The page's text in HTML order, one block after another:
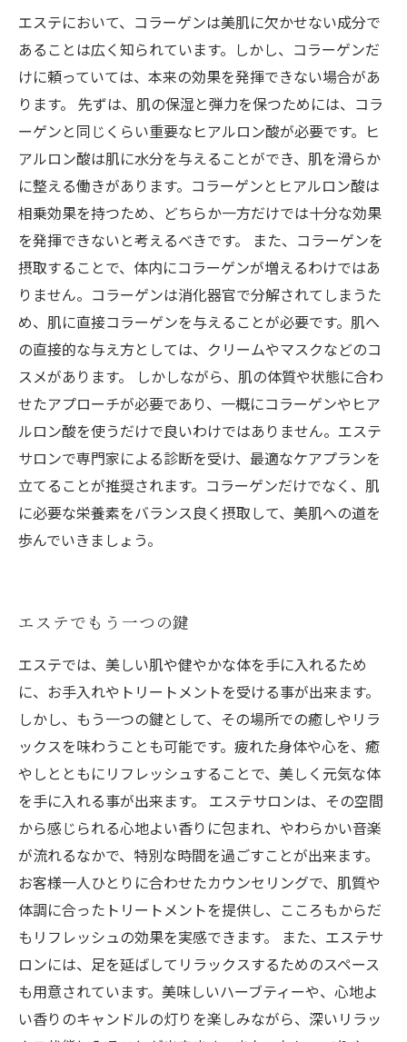
エステにおいて、コラーゲンは美肌に欠かせない成分で
あることは広く知られています。しかし、コラーゲンだ
けに頼っていては、本来の効果を発揮できない場合があ
ります。 先ずは、肌の保湿と弾力を保つためには、コラ
ーゲンと同じくらい重要なヒアルロン酸が必要です。ヒ
アルロン酸は肌に水分を与えることができ、肌を滑らか
に整える働きがあります。コラーゲンとヒアルロン酸は
相乗効果を持つため、どちらか一方だけでは十分な効果
を発揮できないと考えるべきです。 また、コラーゲンを
摂取することで、体内にコラーゲンが増えるわけではあ
りません。コラーゲンは消化器官で分解されてしまうた
め、肌に直接コラーゲンを与えることが必要です。肌へ
の直接的な与え方としては、クリームやマスクなどのコ
スメがあります。 しかしながら、肌の体質や状態に合わ
せたアプローチが必要であり、一概にコラーゲンやヒア
ルロン酸を使うだけで良いわけではありません。エステ
サロンで専門家による診断を受け、最適なケアプランを
立てることが推奨されます。コラーゲンだけでなく、肌
に必要な栄養素をバランス良く摂取して、美肌への道を
歩んでいきましょう。
エステでもう一つの鍵
エステでは、美しい肌や健やかな体を手に入れるため
に、お手入れやトリートメントを受ける事が出来ます。
しかし、もう一つの鍵として、その場所での癒しやリラ
ックスを味わうことも可能です。疲れた身体や心を、癒
やしとともにリフレッシュすることで、美しく元気な体
を手に入れる事が出来ます。 エステサロンは、その空間
から感じられる心地よい香りに包まれ、やわらかい音楽
が流れるなかで、特別な時間を過ごすことが出来ます。
お客様一人ひとりに合わせたカウンセリングで、肌質や
体調に合ったトリートメントを提供し、こころもからだ
もリフレッシュの効果を実感できます。 また、エステサ
ロンには、足を延ばしてリラックスするためのスペース
も用意されています。美味しいハーブティーや、心地よ
い香りのキャンドルの灯りを楽しみながら、深いリラッ